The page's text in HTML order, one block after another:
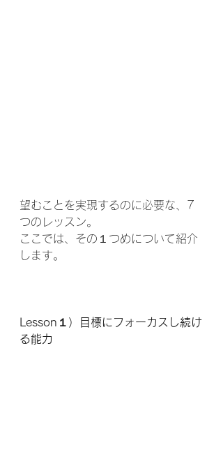
望むことを実現するのに必要な、7
つのレッスン。
ここでは、その１つめについて紹介
します。
Lesson１）目標にフォーカスし続け
る能力